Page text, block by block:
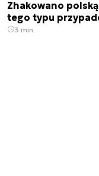
Zhakowano
tego typu
3 min.